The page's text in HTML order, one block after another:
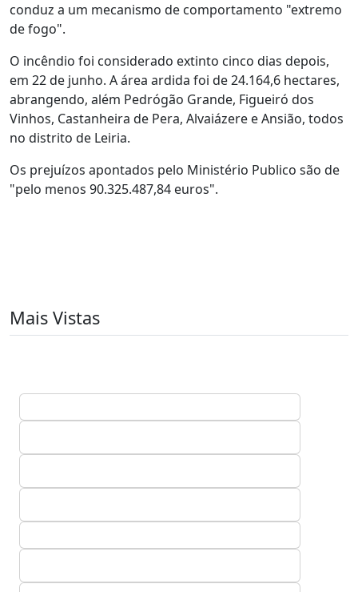
conduz a um mecanismo de comportamento "extremo
de fogo".
O incêndio foi considerado extinto cinco dias depois,
em 22 de junho. A área ardida foi de 24.164,6 hectares,
abrangendo, além Pedrógão Grande, Figueiró dos
Vinhos, Castanheira de Pera, Alvaiázere e Ansião, todos
no distrito de Leiria.
Os prejuízos apontados pelo Ministério Publico são de
"pelo menos 90.325.487,84 euros".
Mais Vistas